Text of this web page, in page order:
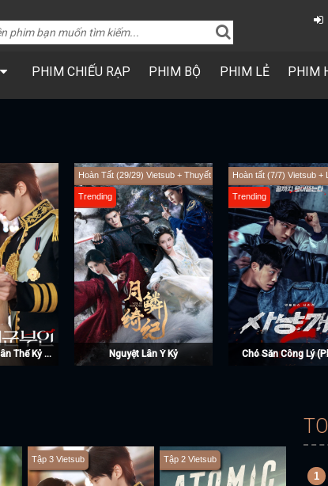
PHIM CHIẾU RẠP PHIM BỘ PHIM LẺ PHIM
+ Thuyết Minh
Mộ Tư Từ (Bạch Nhật Đề Đăng)
Tập 7 Vietsub
Trending
BẤT KHẢ CHIẾN BẠI (Phần 4)
Tập 3 Vietsub
Trending
The Boys (Phần
Tập 3 Vietsub Tập 2 Vietsub
1